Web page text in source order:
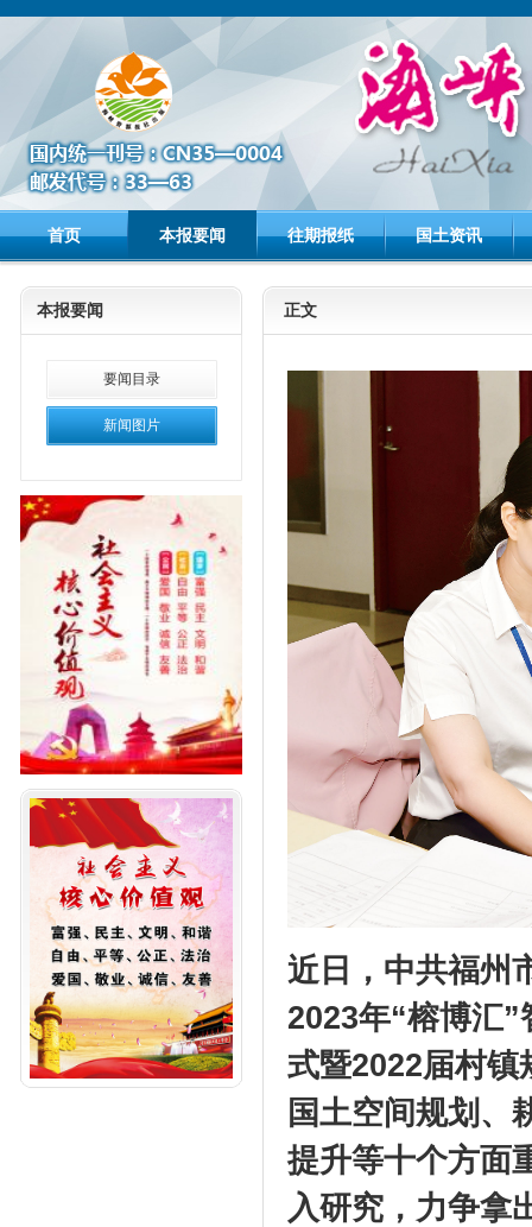
首页 本报要闻 往期报纸 国土资讯
本报要闻
要闻目录
新闻图片
正文
近日，中共福州
2023年“榕博汇
式暨2022届村镇
国土空间规划、
提升等十个方面
入研究，力争拿